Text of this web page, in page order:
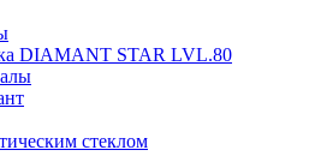
DIAMANT STAR LVL.80
стеклом